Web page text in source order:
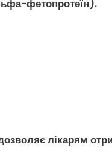
фетопротеїн).
лікарям